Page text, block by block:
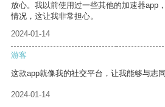
放心。我以前使用过一些其他的加速器app
情况，这让我非常担心。
2024-01-14
游客
这款app就像我的社交平台，让我能够与志
2024-01-14